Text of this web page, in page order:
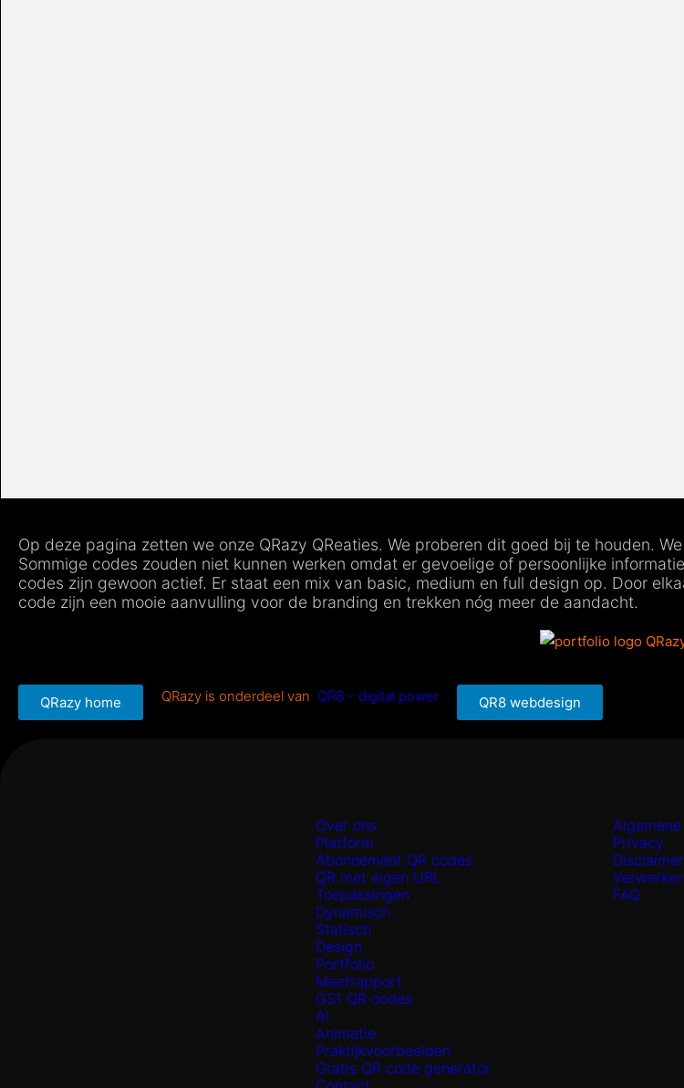
Op deze pagina zetten we onze QRazy QReaties. We proberen dit goed bij te houden.
Sommige codes zouden niet kunnen werken omdat er gevoelige of persoonlijke
codes zijn gewoon actief. Er staat een mix van basic, medium en full design op. Door
code zijn een mooie aanvulling voor de branding en trekken nóg meer de aandacht.
QRazy home QRazy is onderdeel van QR8 – digital power QR8 webdesign
Over ons
Platform
Abonnement QR codes
QR met eigen URL
Toepassingen
Dynamisch
Statisch
Design
Portfolio
Meetrapport
GS1 QR codes
AI
Animatie
Praktijkvoorbeelden
Gratis QR code generator
Privacy
Disclaimer
FAQ